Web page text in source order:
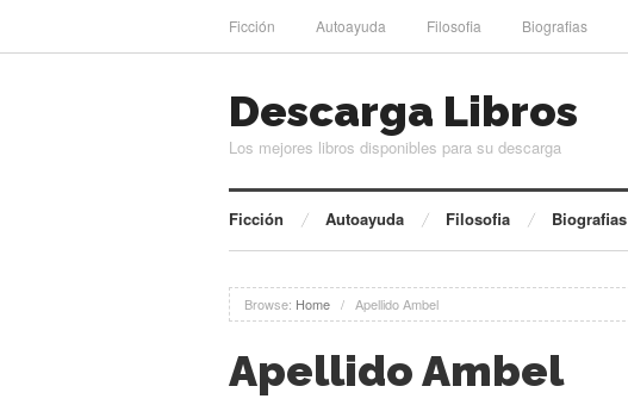
Ficción Autoayuda Filosofia Biografias
Descarga Libros
Los mejores libros disponibles para su descarga
Ficción Autoayuda Filosofia Biografias
Browse: Home / Apellido Ambel
Apellido Ambel